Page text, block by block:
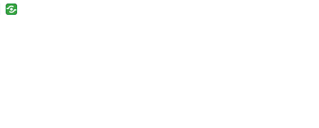
VK